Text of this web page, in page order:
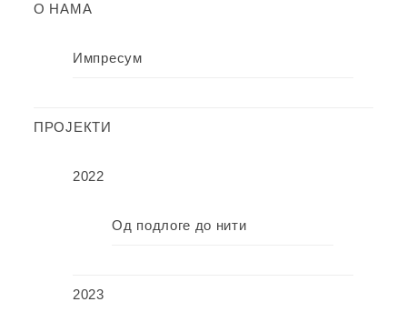
О НАМА
Импресум
ПРОЈЕКТИ
2022
Од подлоге до нити
2023